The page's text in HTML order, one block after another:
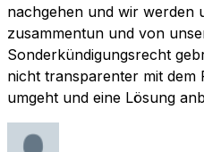
nachgehen und wir werden
zusammentun und von
Sonderkündigungsrecht
nicht transparenter mit dem
umgeht und eine Lösung